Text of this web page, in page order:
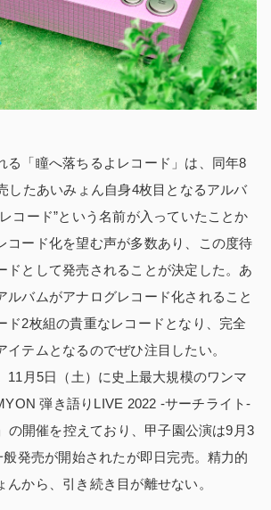
る「瞳へ落ちるよレコード」は、同年8
したあいみょん自身4枚目となるアルバ
コード”という名前が入っていたことか
コード化を望む声が多数あり、この度待
ドとして発売されることが決定した。あ
ルバムがアナログレコード化されること
ド2枚組の貴重なレコードとなり、完全
イテムとなるのでぜひ注目したい。
11月5日（土）に史上最大規模のワンマ
弾き語りLIVE 2022 -サーチライト-
の開催を控えており、甲子園公演は9月3
発売が開始されたが即日完売。精力的
んから、引き続き目が離せない。